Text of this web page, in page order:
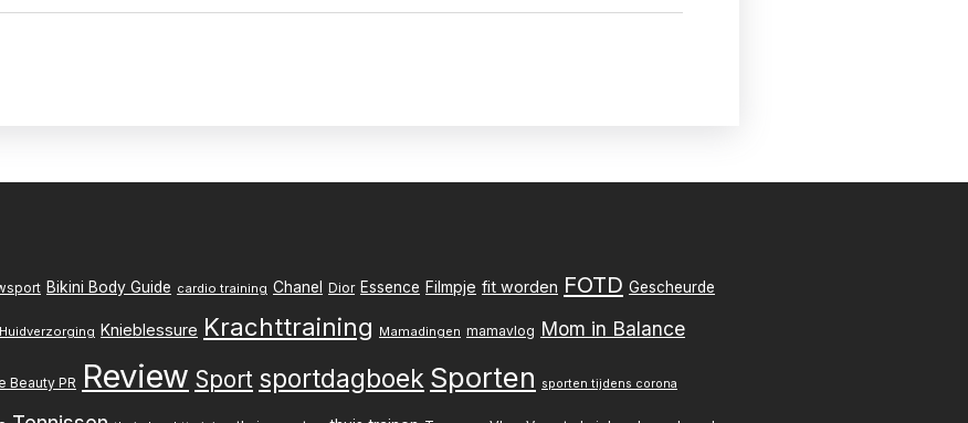
Bikini Body Guide cardio training Chanel Dior Essence Filmpje fit worden FOTD Gescheurde
Huidverzorging Knieblessure Krachttraining Mamadingen mamavlog Mom in Balance
Beauty PR Review Sport sportdagboek Sporten sporten tijdens corona